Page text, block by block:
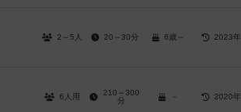
2～5人 20～30分 6歳～ 2023年
6人用
210～300
分
－ 2020年